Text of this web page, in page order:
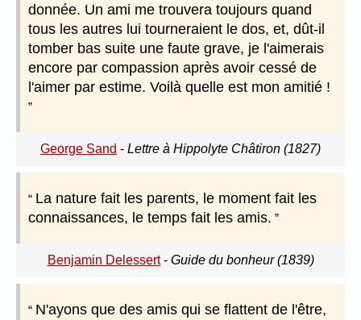
donnée. Un ami me trouvera toujours quand
tous les autres lui tourneraient le dos, et, dût-il
tomber bas suite une faute grave, je l'aimerais
encore par compassion après avoir cessé de
l'aimer par estime. Voilà quelle est mon amitié !
George Sand - Lettre à Hippolyte Châtiron (1827)
La nature fait les parents, le moment fait les
connaissances, le temps fait les amis.
Benjamin Delessert- Guide du bonheur (1839)
N'ayons que des amis qui se flattent de l'être,